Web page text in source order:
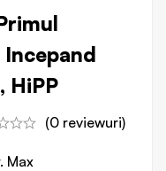
HiPP
(0 reviewuri)
Max